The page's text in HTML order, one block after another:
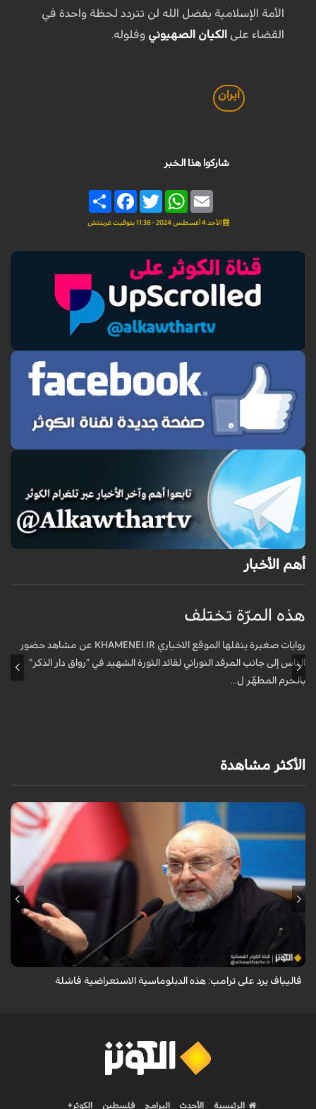
الأمة الإسلامية بفضل الله لن تتردد لحظة واحدة في
القضاء على الكيان الصهيوني وفلوله.
ايران
شاركوا هذا الخبر
Share
FacebookTwitter
WhatsAppEmail
الأحد 4 أغسطس 2024 - 11:38 بتوقيت غرينتش
أهم الأخبار
هذه المرّة تختلف
روايات صغيرة ينقلها الموقع الاخباري KHAMENEI.IR عن مشاهد حضور
الناس إلى جانب المرقد النوراني لقائد الثورة الشهيد في "رواق دار الذكر"
بالحرم المطهّر ل...
الأكثر مشاهدة
أكد رئيس مجلس الشورى الإسلامي الإيراني أن التصريحات الاستعراضية
والتهديدات المتكررة لم تعد تُجدي نفعاً، واصفاً إياها بالدبلوماسية الفاشلة.
قاليباف يرد على ترامب: هذه الدبلوماسية الاستعراضية فاشلة
الرئيسية الأحدث البرامج فلسطين الكوثر+